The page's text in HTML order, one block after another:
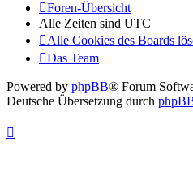
Foren-Übersicht
Alle Zeiten sind UTC
Alle Cookies des Boards
Das Team
Powered by phpBB® Forum
Deutsche Übersetzung durch